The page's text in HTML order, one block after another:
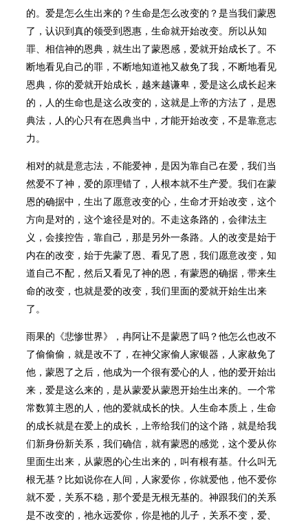
的。爱是怎么生出来的？生命是怎么改变的？是当我们蒙恩
了，认识到真的领受到恩惠，生命就开始改变。所以从知
罪、相信神的恩典，就生出了蒙恩感，爱就开始成长了。不
断地看见自己的罪，不断地知道祂又赦免了我，不断地看见
恩典，你的爱就开始成长，越来越谦卑，爱是这么成长起来
的，人的生命也是这么改变的，这就是上帝的方法了，是恩
典法，人的心只有在恩典当中，才能开始改变，不是靠意志
力。
相对的就是意志法，不能爱神，是因为靠自己在爱，我们当
然爱不了神，爱的原理错了，人根本就不生产爱。我们在蒙
恩的确据中，生出了愿意改变的心，生命才开始改变，这个
方向是对的，这个途径是对的。不走这条路的，会律法主
义，会接控告，靠自己，那是另外一条路。人的改变是始于
内在的改变，始于先蒙了恩、看见了恩，我们愿意改变，知
道自己不配，然后又看见了神的恩，有蒙恩的确据，带来生
命的改变，也就是爱的改变，我们里面的爱就开始生出来
了。
雨果的《悲惨世界》，冉阿让不是蒙恩了吗？他怎么也改不
了偷偷偷，就是改不了，在神父家偷人家银器，人家赦免了
他，蒙恩了之后，他成为一个很有爱心的人，他的爱开始出
来，爱是这么来的，是从蒙爱从蒙恩开始生出来的。一个常
常数算主恩的人，他的爱就成长的快。人生命本质上，生命
的成长就是在爱上的成长，上帝给我们的这个路，就是给我
们新身份新关系，我们确信，就有蒙恩的感觉，这个爱从你
里面生出来，从蒙恩的心生出来的，叫有根有基。什么叫无
根无基？比如说你在人间，人家爱你，你就爱他，他不爱你
就不爱，关系不稳，那个爱是无根无基的。神跟我们的关系
是不改变的，祂永远爱你，你是祂的儿子，关系不变，爱、